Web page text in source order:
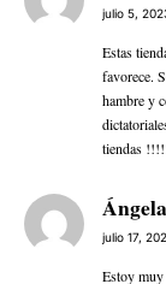
julio 5,
Estas
favorece.
hambre y
tiendas
julio 17,
Estoy muy